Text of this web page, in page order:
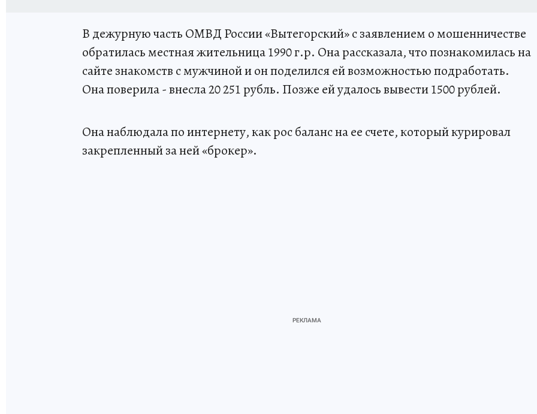
В дежурную часть ОМВД России «Вытегорский» с заявлением о мошенничестве
обратилась местная жительница 1990 г.р. Она рассказала, что познакомилась на
сайте знакомств с мужчиной и он поделился ей возможностью подработать.
Она поверила - внесла 20 251 рубль. Позже ей удалось вывести 1500 рублей.
Она наблюдала по интернету, как рос баланс на ее счете, который курировал
закрепленный за ней «брокер».